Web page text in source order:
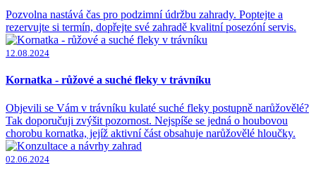
Pozvolna nastává čas pro podzimní údržbu zahrady. Poptejte a
rezervujte si termín, dopřejte své zahradě kvalitní posezóní servis.
12.08.2024
Kornatka - růžové a suché fleky v trávníku
Objevili se Vám v trávníku kulaté suché fleky postupně narůžovělé?
Tak doporučuji zvýšit pozornost. Nejspíše se jedná o houbovou
chorobu kornatka, jejíž aktivní část obsahuje narůžovělé hloučky.
02.06.2024